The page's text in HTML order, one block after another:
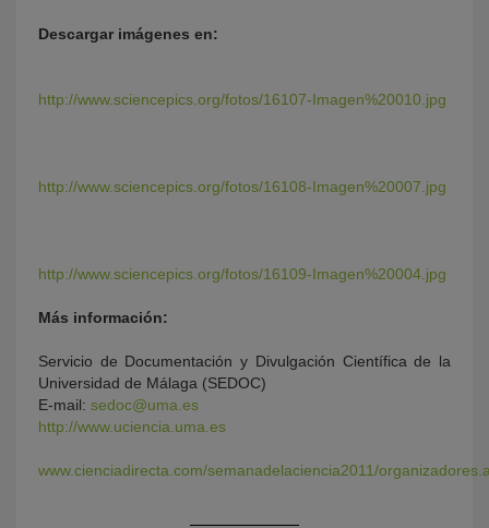
Descargar imágenes en:
http://www.sciencepics.org/fotos/16107-Imagen%20010.jpg
http://www.sciencepics.org/fotos/16108-Imagen%20007.jpg
http://www.sciencepics.org/fotos/16109-Imagen%20004.jpg
Más información:
Servicio de Documentación y Divulgación Científica de la
Universidad de Málaga (SEDOC)
E-mail: sedoc@uma.es
http://www.uciencia.uma.es
www.cienciadirecta.com/semanadelaciencia2011/